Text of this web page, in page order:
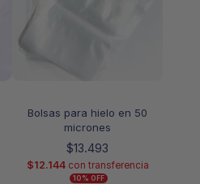
Bolsas para hielo en 50
micrones
$13.493
$12.144 con transferencia
10% OFF
producto